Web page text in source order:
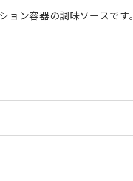
ン容器の調味ソースです。